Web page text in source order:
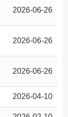
2026-06-26
2026-06-26
2026-06-26
2026-04-10